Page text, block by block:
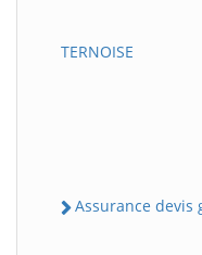
TERNOISE
Assurance devis